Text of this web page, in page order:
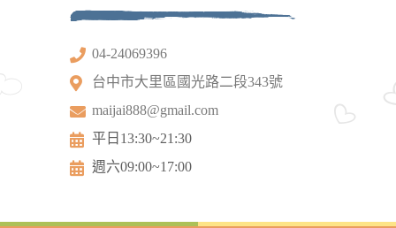
04-24069396
台中市大里區國光路二段343號
maijai888@gmail.com
平日13:30~21:30
週六09:00~17:00